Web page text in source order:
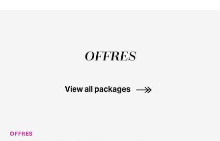
OFFRES
View all packages
OFFRES